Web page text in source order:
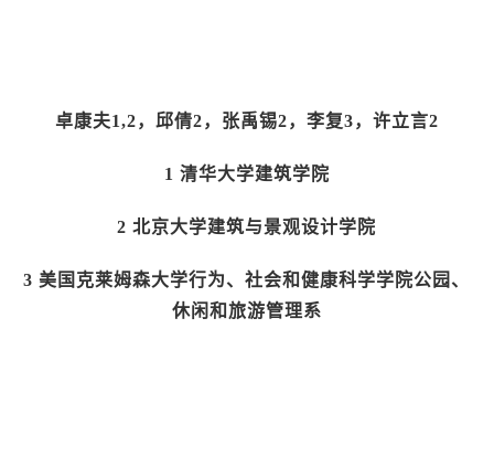
卓康夫1,2，邱倩2，张禹锡2，李复3，许立言2
1 清华大学建筑学院
2 北京大学建筑与景观设计学院
3 美国克莱姆森大学行为、社会和健康科学学院公园、
休闲和旅游管理系